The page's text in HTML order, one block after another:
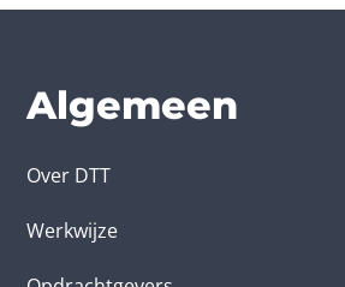
Algemeen
Over DTT
Werkwijze